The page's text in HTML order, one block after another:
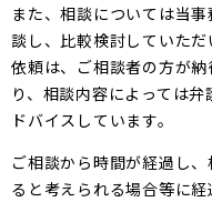
また、相談については当
談し、比較検討していた
依頼は、ご相談者の方が
り、相談内容によっては
ドバイスしています。
ご相談から時間が経過し
ると考えられる場合等に経